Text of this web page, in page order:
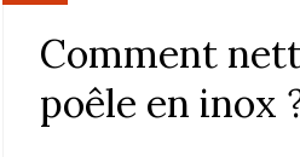
Comment
poêle en inox